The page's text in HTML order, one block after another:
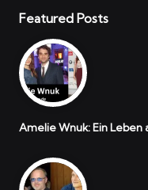
Featured Posts
Amelie Wnuk: Ein Leben